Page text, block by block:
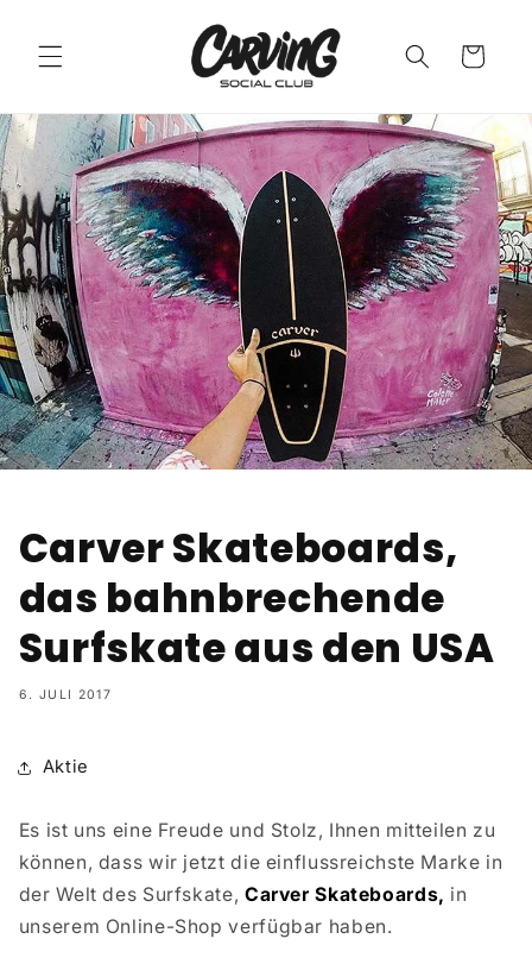
Inhalt
Warenkorb
Carver Skateboards,
das bahnbrechende
Surfskate aus den USA
6. JULI 2017
Aktie
Es ist uns eine Freude und Stolz, Ihnen mitteilen zu
können, dass wir jetzt die einflussreichste Marke in
der Welt des Surfskate, Carver Skateboards, in
unserem Online-Shop verfügbar haben.